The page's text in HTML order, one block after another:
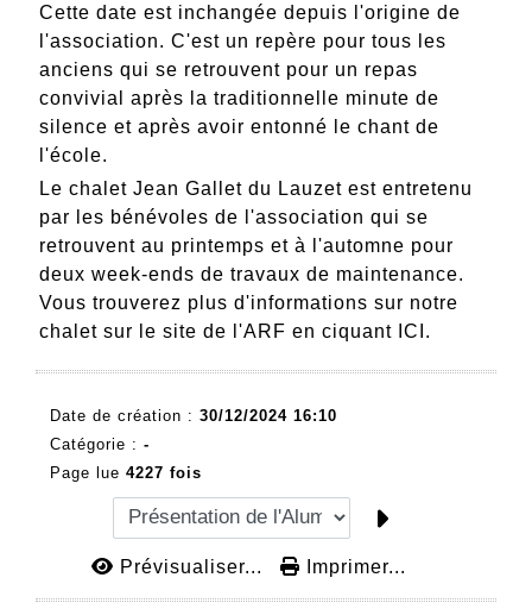
Cette date est inchangée depuis l'origine de
l'association. C'est un repère pour tous les
anciens qui se retrouvent pour un repas
convivial après la traditionnelle minute de
silence et après avoir entonné le chant de
l'école.
Le chalet Jean Gallet du Lauzet est entretenu
par les bénévoles de l'association qui se
retrouvent au printemps et à l'automne pour
deux week-ends de travaux de maintenance.
Vous trouverez plus d'informations sur notre
chalet sur le site de l'ARF en ciquant ICI .
Date de création : 30/12/2024 16:10
Catégorie : -
Page lue 4227 fois
Prévisualiser... Imprimer...